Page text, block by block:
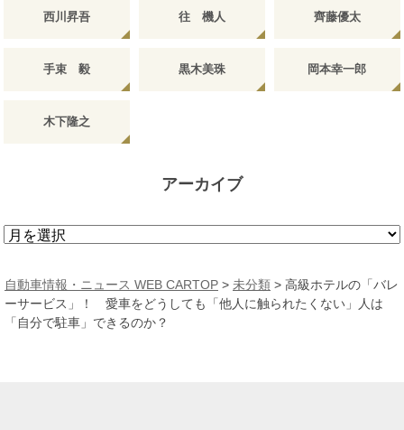
西川昇吾 往 機人 齊藤優太
手束 毅 黒木美珠 岡本幸一郎
木下隆之
アーカイブ
ア
カ
イ
ブ
自動車情報・ニュース WEB CARTOP > 未分類 > 高級ホテルの「バレ
ーサービス」！ 愛車をどうしても「他人に触られたくない」人は
「自分で駐車」できるのか？